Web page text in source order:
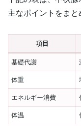
主なポイントをまと
項目
基礎代謝
体重
エネルギー消費
体温